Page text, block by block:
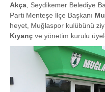
Akça , Seydikemer Belediye
Parti Menteşe İlçe Başkanı
heyet, Muğlaspor kulübünü
Kıyanç ve yönetim kurulu